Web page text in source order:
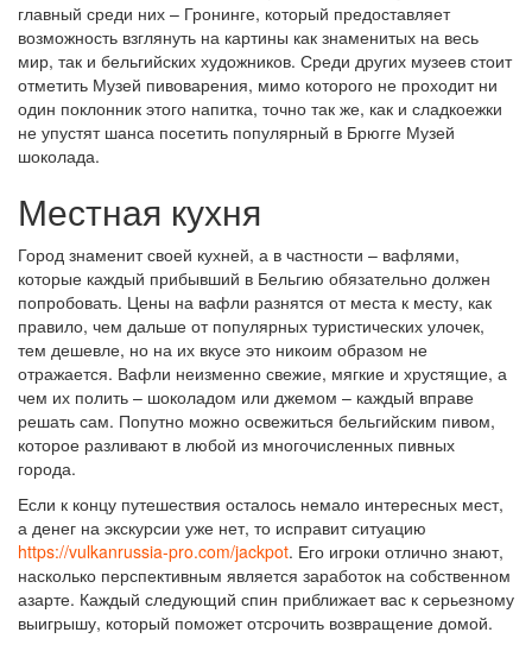
главный среди них – Гронинге, который предоставляет
возможность взглянуть на картины как знаменитых на весь
мир, так и бельгийских художников. Среди других музеев стоит
отметить Музей пивоварения, мимо которого не проходит ни
один поклонник этого напитка, точно так же, как и сладкоежки
не упустят шанса посетить популярный в Брюгге Музей
шоколада.
Местная кухня
Город знаменит своей кухней, а в частности – вафлями,
которые каждый прибывший в Бельгию обязательно должен
попробовать. Цены на вафли разнятся от места к месту, как
правило, чем дальше от популярных туристических улочек,
тем дешевле, но на их вкусе это никоим образом не
отражается. Вафли неизменно свежие, мягкие и хрустящие, а
чем их полить – шоколадом или джемом – каждый вправе
решать сам. Попутно можно освежиться бельгийским пивом,
которое разливают в любой из многочисленных пивных
города.
Если к концу путешествия осталось немало интересных мест,
а денег на экскурсии уже нет, то исправит ситуацию
https://vulkanrussia-pro.com/jackpot. Его игроки отлично знают,
насколько перспективным является заработок на собственном
азарте. Каждый следующий спин приближает вас к серьезному
выигрышу, который поможет отсрочить возвращение домой.